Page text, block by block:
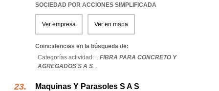
SOCIEDAD POR ACCIONES SIMPLIFICADA
Ver empresa Ver en mapa
Coincidencias en la búsqueda de:
Categorías actividad: ...FIBRA PARA CONCRETO Y
AGREGADOS S A S...
Maquinas Y Parasoles S A S